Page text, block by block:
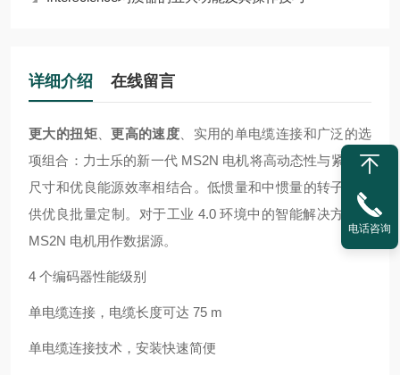
详细介绍 在线留言
更大的扭矩、更高的速度 、实用的单电缆连接和广泛的选
项组合：力士乐的新一代 MS2N 电机将高动态性与紧凑的
尺寸和优良能源效率相结合。低惯量和中惯量的转子可提
供优良批量定制。对于工业 4.0 环境中的智能解决方案，
MS2N 电机用作数据源。
4 个编码器性能级别
单电缆连接，电缆长度可达 75 m
单电缆连接技术，安装快速简便
电话咨询